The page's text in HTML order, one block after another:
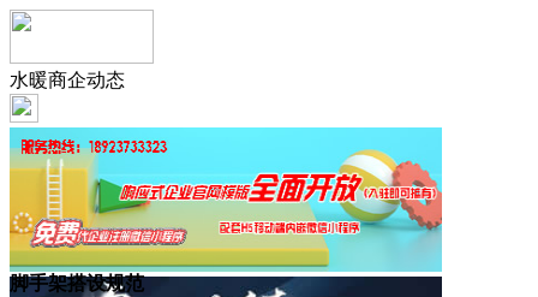
水暖商企动态
脚手架搭设规范